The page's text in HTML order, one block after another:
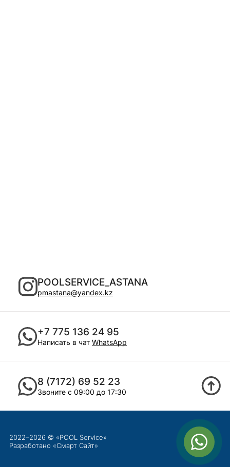
POOLSERVICE_ASTANA
pmastana@yandex.kz
+7 775 136 24 95
Написать в чат WhatsApp
8 (7172) 69 52 23
Звоните с 09:00 до 17:30
2022–2026 © «POOL Service»
Разработано «Смарт Сайт»